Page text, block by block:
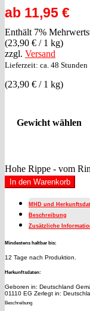
ab 11,95 €
Enthält 7%
(23,90 € / 1 kg)
zzgl. Versand
Lieferzeit: ca. 48 Stunden
(23,90 € / 1 kg)
Gewicht wählen
Hohe Rippe - vom
In den Warenkorb
MHD und
Beschreibung
Zusätzliche
Mindestens haltbar bis:
12 Tage nach Produktion.
Herkunftsdaten:
Geboren in: Deutschland
01110 EG Zerlegt in:
Beschreibung